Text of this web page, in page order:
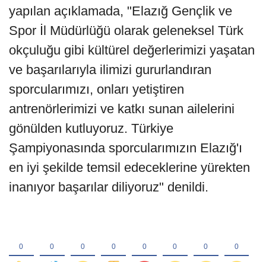
yapılan açıklamada, "Elazığ Gençlik ve
Spor İl Müdürlüğü olarak geleneksel Türk
okçuluğu gibi kültürel değerlerimizi yaşatan
ve başarılarıyla ilimizi gururlandıran
sporcularımızı, onları yetiştiren
antrenörlerimizi ve katkı sunan ailelerini
gönülden kutluyoruz. Türkiye
Şampiyonasında sporcularımızın Elazığ'ı
en iyi şekilde temsil edeceklerine yürekten
inanıyor başarılar diliyoruz" denildi.